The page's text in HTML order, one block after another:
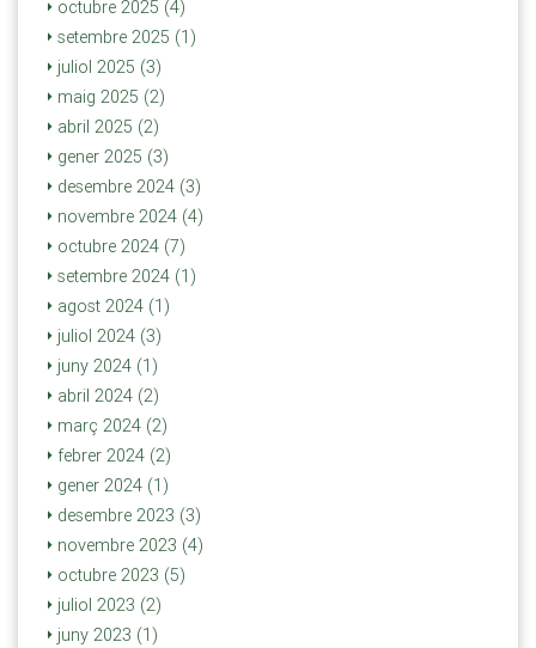
octubre 2025 (4)
setembre 2025 (1)
juliol 2025 (3)
maig 2025 (2)
abril 2025 (2)
gener 2025 (3)
desembre 2024 (3)
novembre 2024 (4)
octubre 2024 (7)
setembre 2024 (1)
agost 2024 (1)
juliol 2024 (3)
juny 2024 (1)
abril 2024 (2)
març 2024 (2)
febrer 2024 (2)
gener 2024 (1)
desembre 2023 (3)
novembre 2023 (4)
octubre 2023 (5)
juliol 2023 (2)
juny 2023 (1)